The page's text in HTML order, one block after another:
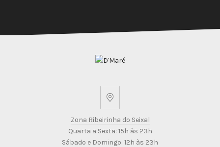
Zona
Zona Ribeirinha do Seixal
Quarta a Sexta: 15h às 23h
Sábado e Domingo: 12h às 23h